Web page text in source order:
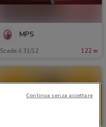
MPS
Scade il 31/12 122 m
Continua senza accettare